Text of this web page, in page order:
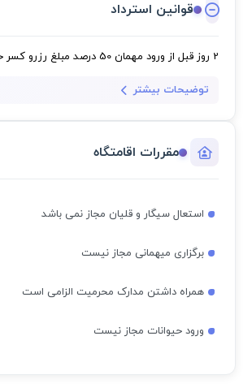
قوانین استرداد
2 روز قبل از ورود مهمان 50 درصد مبلغ رزرو کسر خواهد شد
توضیحات بیشتر
مقررات اقامتگاه
استعال سیگار و قلیان مجاز نمی باشد
برگزاری میهمانی مجاز نیست
همراه داشتن مدارک محرمیت الزامی است
ورود حیوانات مجاز نیست